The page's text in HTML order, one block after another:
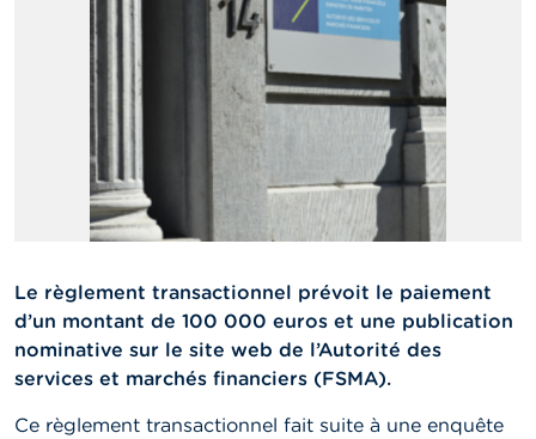
A
c
t
u
l
Le règlement transactionnel prévoit le paiement
d’un montant de 100 000 euros et une publication
nominative sur le site web de l’Autorité des
services et marchés financiers (FSMA).
Ce règlement transactionnel fait suite à une enquête